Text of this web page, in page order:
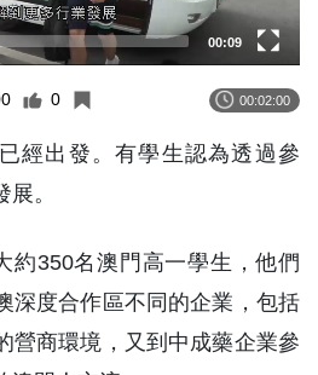
00:10
0 00:02:00
經出發。有學生認為透過參
。
約350名澳門高一學生，他們
深度合作區不同的企業，包括
營商環境，又到中成藥企業參